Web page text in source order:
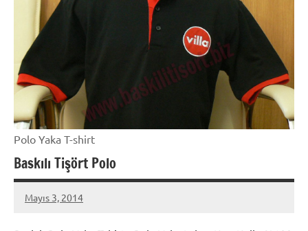
Polo Yaka T-shirt
Baskılı Tişört Polo
Mayıs 3, 2014
metindonmez